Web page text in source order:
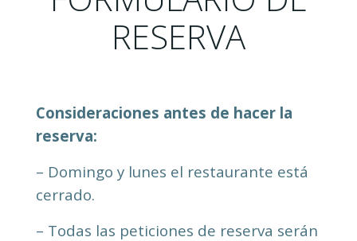
RESERVA
Consideraciones antes de hacer la
reserva:
– Domingo y lunes el restaurante está
cerrado.
– Todas las peticiones de reserva serán